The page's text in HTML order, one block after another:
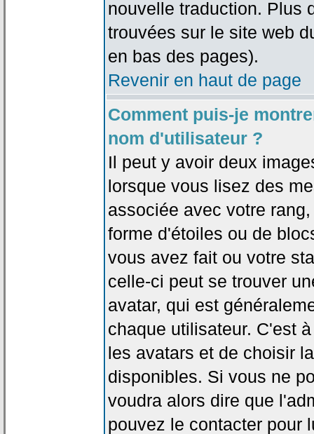
nouvelle traduction. Plus
trouvées sur le site web
en bas des pages).
Revenir en haut de page
Comment puis-je
nom d'utilisateur ?
Il peut y avoir deux
lorsque vous lisez des
associée avec votre
forme d'étoiles ou de
vous avez fait ou votre
celle-ci peut se trouver
avatar, qui est
chaque utilisateur. C'est
les avatars et de choisir
disponibles. Si vous ne
voudra alors dire que
pouvez le contacter pour